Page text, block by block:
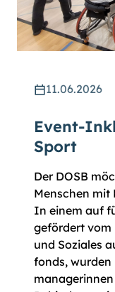
11.06.2026
Event-
Sport
Der DOSB
Menschen mit
In einem auf
gefördert vom
und Soziales
fonds,